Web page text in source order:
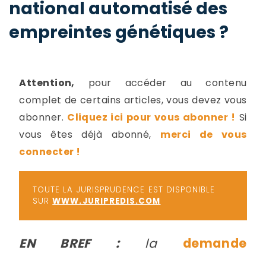
national automatisé des
empreintes génétiques ?
Attention, pour accéder au contenu
complet de certains articles, vous devez vous
abonner. Cliquez ici pour vous abonner ! Si
vous êtes déjà abonné, merci de vous
connecter !
TOUTE LA JURISPRUDENCE EST DISPONIBLE
SURWWW.JURIPREDIS.COM
EN BREF :la demande